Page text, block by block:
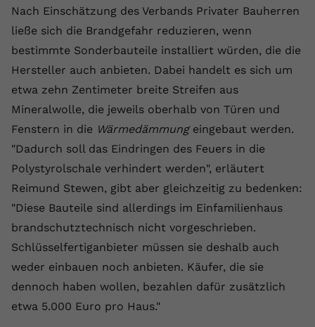
Nach Einschätzung des Verbands Privater Bauherren
ließe sich die Brandgefahr reduzieren, wenn
bestimmte Sonderbauteile installiert würden, die die
Hersteller auch anbieten. Dabei handelt es sich um
etwa zehn Zentimeter breite Streifen aus
Mineralwolle, die jeweils oberhalb von Türen und
Fenstern in die Wärmedämmungeingebaut werden.
"Dadurch soll das Eindringen des Feuers in die
Polystyrolschale verhindert werden", erläutert
Reimund Stewen, gibt aber gleichzeitig zu bedenken:
"Diese Bauteile sind allerdings im Einfamilienhaus
brandschutztechnisch nicht vorgeschrieben.
Schlüsselfertiganbieter müssen sie deshalb auch
weder einbauen noch anbieten. Käufer, die sie
dennoch haben wollen, bezahlen dafür zusätzlich
etwa 5.000 Euro pro Haus."
Name yt.innertube::requests
Anbieter youtube.com
Laufzeit Session
Zweck
Dieser von YouTube gesetzte Cookie
registriert eine eindeutige ID, um
Daten darüber zu speichern, welche
Videos von YouTube der Nutzer
gesehen hat.
Name yt.innertube::nextId
Anbieter Youtube.com
Laufzeit Session